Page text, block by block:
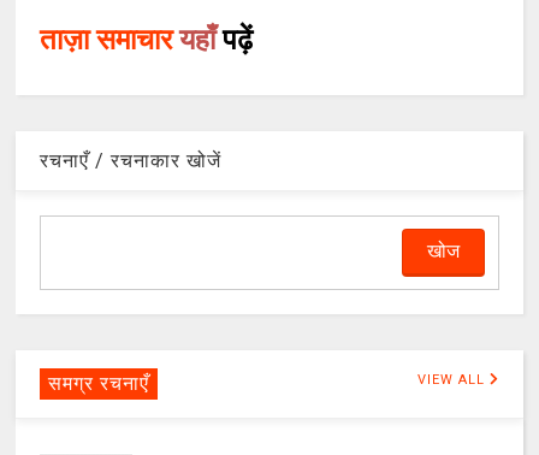
ताज़ा समाचारयहाँपढ़ें
रचनाएँ / रचनाकार खोजें
समग्र रचनाएँ VIEW ALL